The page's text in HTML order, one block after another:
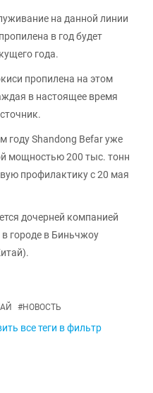
на данной линии
в год будет
года.
пропилена на этом
в настоящее время
году Shandong Befar уже
мощностью 200 тыс. тонн
профилактику с 20 мая
дочерней компанией
в городе в Биньчжоу
#НОВОСТЬ
все теги в фильтр